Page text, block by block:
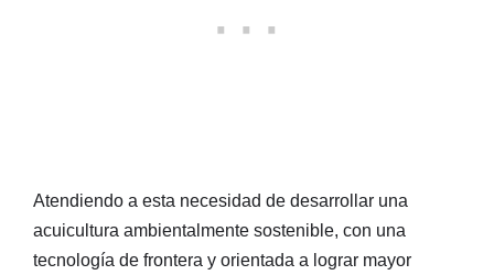
Atendiendo a esta necesidad de desarrollar una
acuicultura ambientalmente sostenible, con una
tecnología de frontera y orientada a lograr mayor